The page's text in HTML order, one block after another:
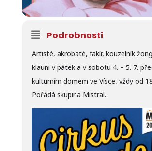
Podrobnosti
Artisté, akrobaté, fakír, kouzelník
klauni v pátek a v sobotu 4. – 5. 7.
kulturním domem ve Vísce, vždy od
Pořádá skupina Mistral.